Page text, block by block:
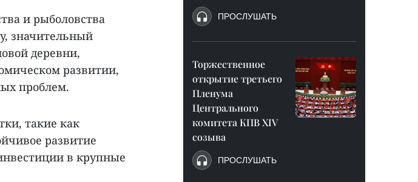
и рыболовства
значительный
деревни,
развитии,
проблем.
такие как
развитие
в крупные
ПРОСЛУШАТЬ
Торжественное
открытие третьего
Пленума
Центрального
комитета КПВ XIV
созыва
ПРОСЛУШАТЬ